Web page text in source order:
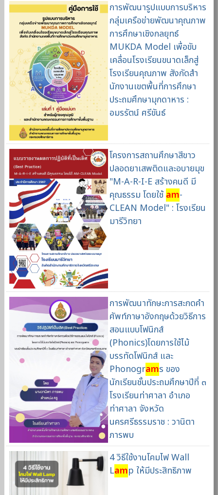
การพัฒนารูปแบบการบริหาร
กลุ่มเครือข่ายพัฒนาคุณภาพ
การศึกษาเชิงกลยุทธ์
MUKDA Model เพื่อขับ
เคลื่อนโรงเรียนขนาดเล็กสู่
โรงเรียนคุณภาพ สังกัดสํา
นักงานเขตพื้นที่การศึกษา
ประถมศึกษามุกดาหาร :
อมรรัตน์ ศรีขันธ์
โครงการสถานศึกษาสีขาว
ปลอดยาเสพติดและอบายมุข
"M-A-R-I-E สร้างคนดี มี
คุณธรรม โดยใช้am-
CLEAN Model" : โรงเรียน
มารีวิทยา
การพัฒนาทักษะการสะกดคำ
ศัพท์ภาษาอังกฤษด้วยวิธีการ
สอนแบบโฟนิกส์
(Phonics)โดยการใช้ไม้
บรรทัดโฟนิกส์ และ
Phonograms ของ
นักเรียนชั้นประถมศึกษาปีที่ ๓
โรงเรียนท่าศาลา อำเภอ
ท่าศาลา จังหวัด
นครศรีธรรมราช : วานิตา
ภารพบ
4 วิธีใช้งานโคมไฟ Wall
Lamp ให้มีประสิทธิภาพ